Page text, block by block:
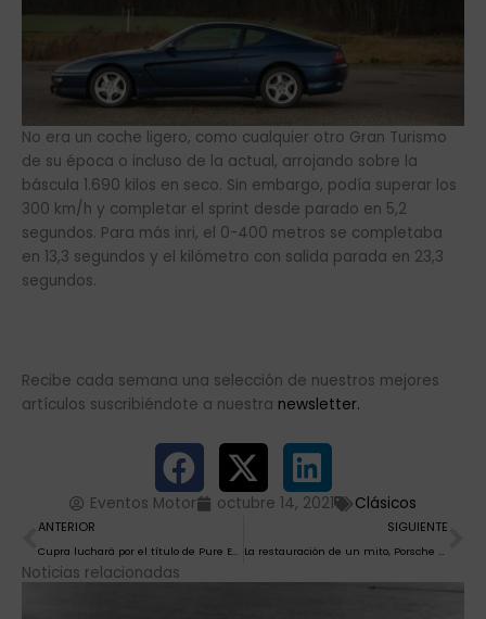
No era un coche ligero, como cualquier otro Gran Turismo
de su época o incluso de la actual, arrojando sobre la
báscula 1.690 kilos en seco. Sin embargo, podía superar los
300 km/h y completar el sprint desde parado en 5,2
segundos. Para más inri, el 0-400 metros se completaba
en 13,3 segundos y el kilómetro con salida parada en 23,3
segundos.
Recibe cada semana una selección de nuestros mejores
artículos suscribiéndote a nuestra newsletter.
Eventos Motor octubre 14, 2021 Clásicos
Ant
ANTERIOR
Cupra luchará por el título de Pure ETCR en Francia
SIGUIENTE
La restauración de un mito, Porsche 962 C
Noticias relacionadas